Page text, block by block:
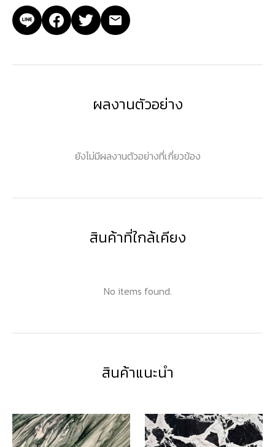
ผลงานตัวอย่าง
ยังไม่มีผลงานตัวอย่างที่เกี่ยวข้อง
สินค้าที่ใกล้เคียง
No items found.
สินค้าแนะนำ